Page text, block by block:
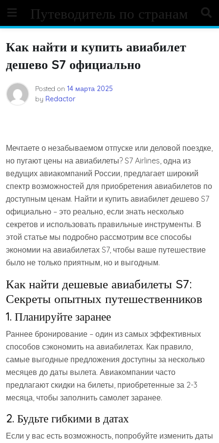
content
Путеводитель по странам
Как найти и купить авиабилет
дешево S7 официально
Posted on 14 марта 2025
by Redactor
Мечтаете о незабываемом отпуске или деловой поездке,
но пугают цены на авиабилеты? S7 Airlines, одна из
ведущих авиакомпаний России, предлагает широкий
спектр возможностей для приобретения авиабилетов по
доступным ценам. Найти и купить авиабилет дешево S7
официально – это реально, если знать несколько
секретов и использовать правильные инструменты. В
этой статье мы подробно рассмотрим все способы
экономии на авиабилетах S7, чтобы ваше путешествие
было не только приятным, но и выгодным.
Как найти дешевые авиабилеты S7:
Секреты опытных путешественников
1. Планируйте заранее
Раннее бронирование – один из самых эффективных
способов сэкономить на авиабилетах. Как правило,
самые выгодные предложения доступны за несколько
месяцев до даты вылета. Авиакомпании часто
предлагают скидки на билеты, приобретенные за 2-3
месяца, чтобы заполнить самолет заранее.
2. Будьте гибкими в датах
Если у вас есть возможность, попробуйте изменить даты